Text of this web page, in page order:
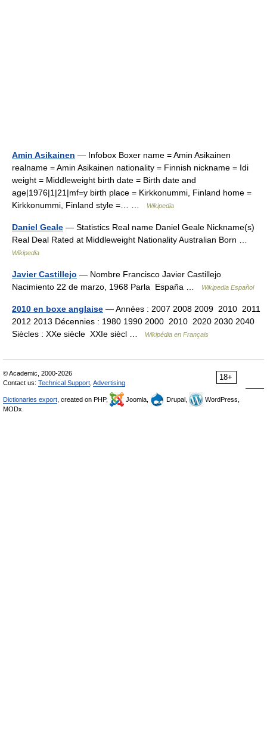
Amin Asikainen — Infobox Boxer name = Amin Asikainen
realname = Amin Asikainen nationality = Finnish nickname = Idi
weight = Middleweight birth date = Birth date and
age|1976|1|21|mf=y birth place = Kirkkonummi, Finland home =
Kirkkonummi, Finland style =… …
Wikipedia
Daniel Geale — Statistics Real name Daniel Geale Nickname(s)
Real Deal Rated at Middleweight Nationality Australian Born …
Wikipedia
Javier Castillejo — Nombre Francisco Javier Castillejo
Nacimiento 22 de marzo, 1968 Parla España …
Wikipedia Español
2010 en boxe anglaise — Années : 2007 2008 2009 2010 2011
2012 2013 Décennies : 1980 1990 2000 2010 2020 2030 2040
Siècles : XXe siècle XXIe siècl …
Wikipédia en Français
18+
© Academic, 2000-2026
Contact us: Technical Support Advertising
Dictionaries export , created on PHP, Joomla, Drupal,
WordPress,
MODx.